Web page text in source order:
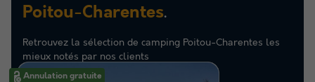
Poitou-Charentes.
Retrouvez la sélection de camping Poitou-Charentes les
mieux notés par nos clients
Annulation gratuite